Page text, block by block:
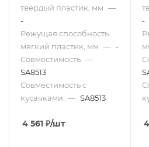
твердый пластик, мм —
-
Режущая способность
мягкий пластик, мм — -
Совместимость —
SA8513
Совместимость с
кусачками — SA8513
4 561 ₽/шт
-